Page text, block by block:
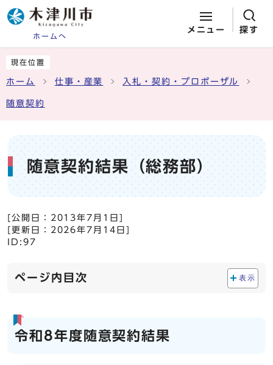
ホームへ
メニュー 探す
現在位置
ホーム 仕事・産業 入札・契約・プロポーザル
随意契約
随意契約結果（総務部）
[公開日： 2013年7月1日
[更新日： 2026年7月14日
ID:97
ページ内目次 表示
令和8年度随意契約結果